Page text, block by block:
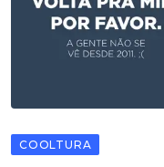
COOLTURA